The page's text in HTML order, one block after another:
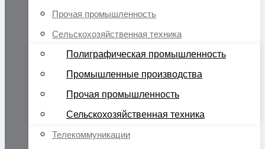
Прочая промышленность
Сельскохозяйственная техника
Полиграфическая промышленность
Промышленные производства
Прочая промышленность
Сельскохозяйственная техника
Телекоммуникации